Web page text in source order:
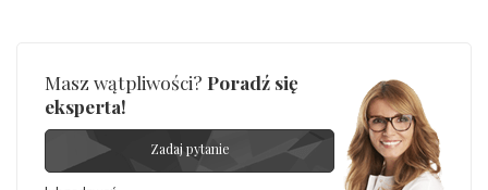
Masz wątpliwości? Poradź się
eksperta!
Zadaj pytanie